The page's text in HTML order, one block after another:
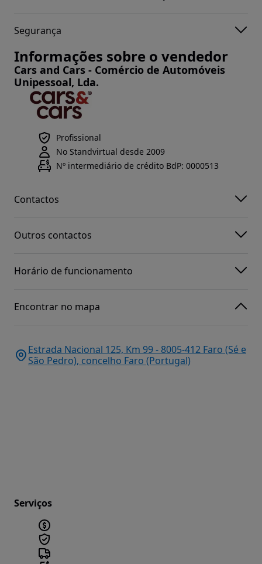
Segurança
Informações sobre o vendedor
Cars and Cars - Comércio de Automóveis
Unipessoal, Lda.
Profissional
No Standvirtual desde 2009
Nº intermediário de crédito BdP: 0000513
Contactos
Outros contactos
Horário de funcionamento
Encontrar no mapa
Estrada Nacional 125, Km 99 - 8005-412 Faro (Sé e
São Pedro), concelho Faro (Portugal)
Serviços